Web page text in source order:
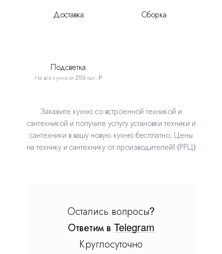
Доставка Сборка
Подсветка
На все кухни от 250 тыс. ₽
Закажите кухню со встроенной техникой и
сантехникой и получите услугу установки техники и
сантехники в вашу новую кухню бесплатно. Цены
на технику и сантехнику от производителей! (РРЦ)
Остались вопросы?
Ответим в Telegram
Круглосуточно